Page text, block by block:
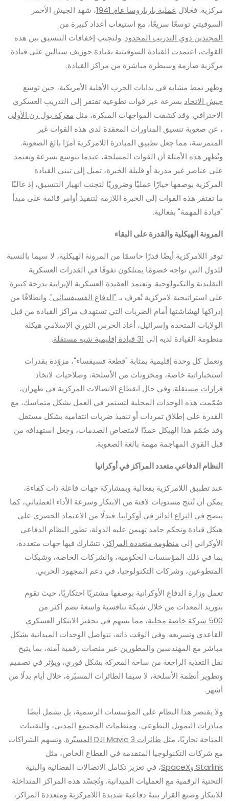
مركزية. فخلال عملية بارباروسا عام 1941
، شهد الجيش الأحمر
السوفيتي توسعًا سريعًا، مع استيعاب أعداد كبيرة من
المجندين ذوي التدريب المحدود. ولتجنب إخفاقات التنسيق بين هذه
القوات، اعتمدت القيادة السوفيتية بقيادة جوزيف ستالين على قيادة
مركزية صارمة وسيطرة مباشرة من مراكز القيادة.
وظهر نمط مشابه في بدايات الحرب الأهلية الأمريكية، حين توسع
جيش الاتحادبسرعة عبر قوات تطوعية تفتقر إلى التدريب العسكري
الاحترافي. وقد كشفت المواجهات المبكرة، مثل معركة بول رن الأولى
، عن صعوبة تنسيق المناورات المعقدة لدى هذه القوات غير
المتمرسة، مما جعل تطبيق المبادرة اللامركزية أمرًا بالغ الصعوبة.
وتُظهر هذه الأمثلة أن القوات المسلحة، عندما تتوسع بسرعة وتعتمد
على عناصر غير مدربة أو قليلة الخبرة، تميل إلى تبني القيادة
المركزية بوصفها خيارًا عمليًا وضروريًا لتجنب انهيار التنسيق، إذ غالبًا
ما تفتقر هذه القوات إلى الخبرة اللازمة لتنفيذ أوامر قائمة على مبدأ
"قيادة المهمة" بفعالية.
المرونة الهيكلية والقدرة على البقاء
توفر اللامركزية أيضًا قدرًا حاسمًا من المرونة الهيكلية، لا سيما بالنسبة
للدول التي تواجه خصومًا يمتلكون تفوقًا في القدرات العسكرية
التقليدية والتكنولوجية. وتعتمد العقيدة العسكرية الإيرانية بدرجة كبيرة
على استراتيجية لامركزية تُعرف بـ "الدفاع الفسيفسائي". وانطلاقًا من
إدراكها لهشاشتها أمام الضربات التي تستهدف مراكز القيادة من قبل
الولايات المتحدة وإسرائيل، أعاد الحرس الثوري الإسلامي هيكلة
منظومة القيادة لديه إلى 31 قيادة إقليمية شبه مستقلة .
وتعمل كل وحدة إقليمية بمثابة "قطعة فسيفساء"، مزوّدة بقدرات
استخباراتية خاصة، ومخزونات من الأسلحة، وصلاحيات لاتخاذ
قرارات مستقلة. وفي حال انقطاع الاتصالات المركزية في طهران،
صُمّمت هذه الوحدات المحلية لتستمر في العمل بشكل متماسك، مع
القدرة على إطلاق تمردات أو تنفيذ ضربات انتقامية بشكل مستقل.
وقد صُمّم هذا الهيكل عمدًا لامتصاص الصدمات، وجعل استهدافه من
قبل القوى المهاجمة مهمة بالغة الصعوبة.
النظام الدفاعي متعدد المراكز في أوكرانيا
عند تطبيق اللامركزية بفعالية وبمشاركة جهات فاعلة ذات كفاءة،
يمكن أن تُنتج مستويات لافتة من الابتكار وسرعة الأداء العملياتي، كما
يتضح في النزاع الدائر في أوكرانيا. فبدلًا من الاعتماد الحصري على
هيكل قيادة وتحكم جامد تهيمن عليه الدولة، تطور النظام الدفاعي
الأوكراني إلى منظومة متعددة المراكز ، تتشارك فيها جهات متعددة،
بما في ذلك المؤسسات الحكومية، والشركات الخاصة، وشبكات
المتطوعين، وشركات التكنولوجيا، في دعم المجهود الحربي.
تعمل وزارة الدفاع الأوكرانية بوصفها مشتريًا احتكاريًا، حيث تقوم
بتوريد المعدات من خلال شبكة تنافسية واسعة تضم أكثر من
500 شركة خاصة محلية
، مما يسهم في تحفيز الابتكار العسكري
القاعدي وتسريعه. وفي الوقت ذاته، تتواصل الوحدات الميدانية بشكل
مباشر مع المهندسين والمطورين عبر منصات رقمية آمنة، بما يتيح
نقل التغذية الراجعة من ساحة المعركة بشكل فوري، ويؤثر في تصميم
وتطوير أنظمة الأسلحة، لا سيما الطائرات المسيّرة، خلال أيام بدلًا من
أشهر.
ولا يقتصر هذا النظام على المؤسسات الرسمية، بل يشمل أيضًا
مبادرات التمويل التطوعي، ومنظمات المجتمع المدني، والتقنيات
المتاحة تجاريًا، مثل طائرات DJI Mavic 3 المسيّرة
. وتسهم الشراكات
مع شركات التكنولوجيا المتقدمة في القطاع الخاص، مثل
Starlink وSpaceX
، في تعزيز تكامل الاتصالات الفضائية والبنية
التحتية الرقمية مع العمليات الميدانية. وتُجسّد هذه المراكز المتداخلة
للابتكار وصنع القرار بنيةً دفاعية شديدة اللامركزية ومتعددة المراكز،